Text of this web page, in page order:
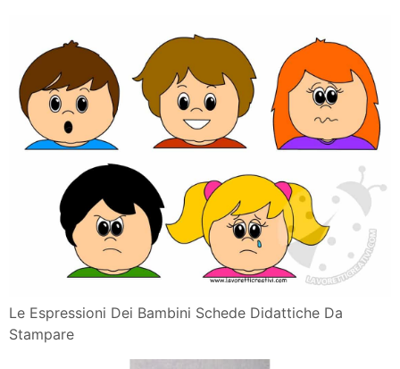
Le Espressioni Dei Bambini Schede Didattiche Da
Stampare